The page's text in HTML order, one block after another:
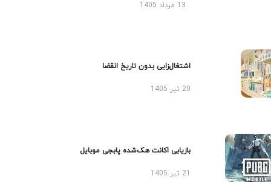
13 مرداد 1405
اشتغال‌زایی بدون تاریخ انقضا
20 تیر 1405
بازیابی اکانت هک‌شده پابجی موبایل